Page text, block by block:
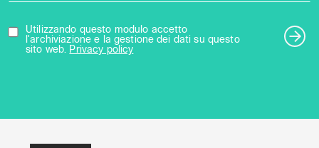
Utilizzando questo modulo accetto
l'archiviazione e la gestione dei dati su questo
sito web.
Privacy policy